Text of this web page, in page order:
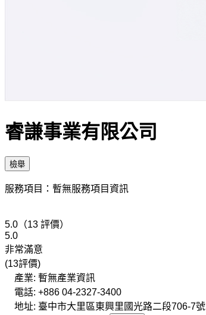
睿謙事業有限公司
檢舉
服務項目：暫無服務項目資訊
5.0（13 評價）
5.0
非常滿意
(13評價)
產業: 暫無產業資訊
電話: +886 04-2327-3400
地址: 臺中市大里區東興里國光路二段706-7號